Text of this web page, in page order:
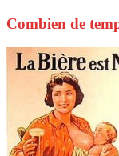
Combien de